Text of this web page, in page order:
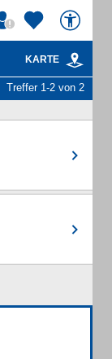
KARTE
Treffer 1-2 von 2